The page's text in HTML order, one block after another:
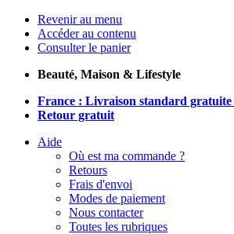
Revenir au menu
Accéder au contenu
Consulter le panier
Beauté, Maison & Lifestyle
France : Livraison standard gratuite
Retour gratuit
Aide
Où est ma commande ?
Retours
Frais d'envoi
Modes de paiement
Nous contacter
Toutes les rubriques